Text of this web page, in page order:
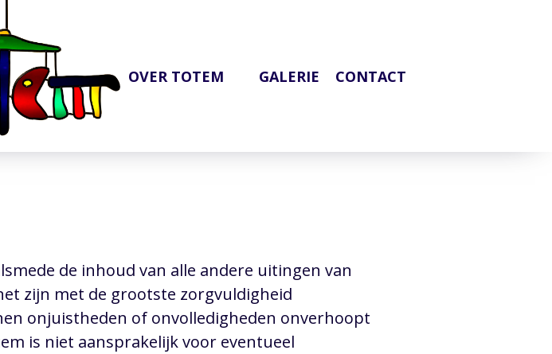
OVER TOTEM GALERIE CONTACT
de inhoud van alle andere uitingen van
zijn met de grootste zorgvuldigheid
onjuistheden of onvolledigheden onverhoopt
is niet aansprakelijk voor eventueel